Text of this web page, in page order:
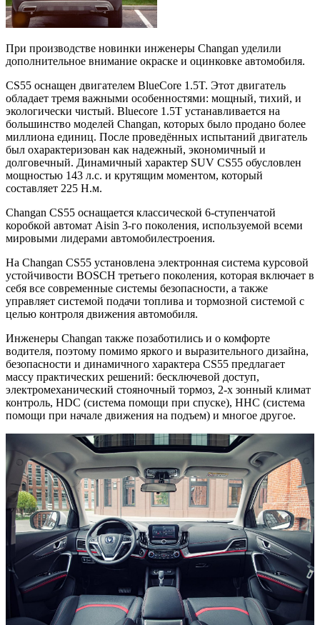
При производстве новинки инженеры Changan уделили
дополнительное внимание окраске и оцинковке автомобиля.
CS55 оснащен двигателем BlueCore 1.5T. Этот двигатель
обладает тремя важными особенностями: мощный, тихий, и
экологически чистый. Bluecore 1.5T устанавливается на
большинство моделей Changan, которых было продано более
миллиона единиц. После проведённых испытаний двигатель
был охарактеризован как надежный, экономичный и
долговечный. Динамичный характер SUV CS55 обусловлен
мощностью 143 л.с. и крутящим моментом, который
составляет 225 Н.м.
Changan CS55 оснащается классической 6-ступенчатой
коробкой автомат Aisin 3-го поколения, используемой всеми
мировыми лидерами автомобилестроения.
На Changan CS55 установлена электронная система курсовой
устойчивости BOSCH третьего поколения, которая включает в
себя все современные системы безопасности, а также
управляет системой подачи топлива и тормозной системой с
целью контроля движения автомобиля.
Инженеры Changan также позаботились и о комфорте
водителя, поэтому помимо яркого и выразительного дизайна,
безопасности и динамичного характера CS55 предлагает
массу практических решений: бесключевой доступ,
электромеханический стояночный тормоз, 2-х зонный климат
контроль, HDC (система помощи при спуске), HHC (система
помощи при начале движения на подъем) и многое другое.